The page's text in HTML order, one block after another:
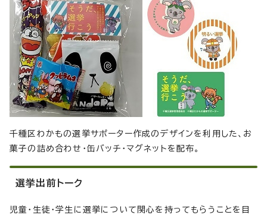
千種区わかもの選挙サポーター作成のデザインを利用した、お
菓子の詰め合わせ・缶バッチ・マグネットを配布。
選挙出前トーク
児童・生徒・学生に選挙について関心を持ってもらうことを目